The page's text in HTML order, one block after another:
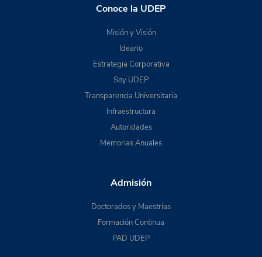
Conoce la UDEP
Misión y Visión
Ideario
Estrategia Corporativa
Soy UDEP
Transparencia Universitaria
Infraestructura
Autoridades
Memorias Anuales
Admisión
Doctorados y Maestrías
Formación Continua
PAD UDEP